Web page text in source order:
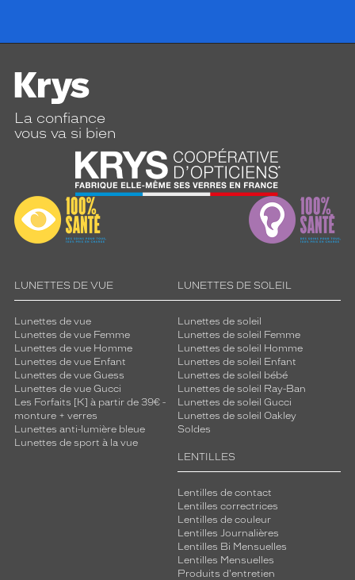
La confiance
vous va si bien
LUNETTES DE VUE
Lunettes de vue
Lunettes de vue Femme
Lunettes de vue Homme
Lunettes de vue Enfant
Lunettes de vue Guess
Lunettes de vue Gucci
Les Forfaits [K] à partir de 39€ -
monture + verres
Lunettes anti-lumière bleue
Lunettes de sport à la vue
LUNETTES DE SOLEIL
Lunettes de soleil
Lunettes de soleil Femme
Lunettes de soleil Homme
Lunettes de soleil Enfant
Lunettes de soleil bébé
Lunettes de soleil Ray-Ban
Lunettes de soleil Gucci
Lunettes de soleil Oakley
Soldes
LENTILLES
Lentilles de contact
Lentilles correctrices
Lentilles de couleur
Lentilles Journalières
Lentilles Bi Mensuelles
Lentilles Mensuelles
Produits d'entretien